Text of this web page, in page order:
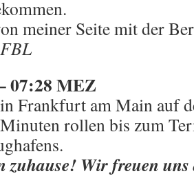
meiner Seite mit der
07:28 MEZ
Frankfurt am Main auf
rollen bis zum
zuhause! Wir freuen